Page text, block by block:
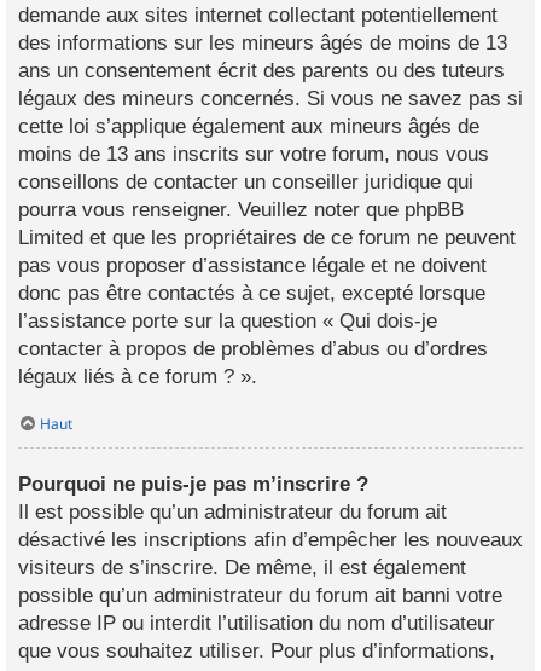
demande aux sites internet collectant potentiellement
des informations sur les mineurs âgés de moins de 13
ans un consentement écrit des parents ou des tuteurs
légaux des mineurs concernés. Si vous ne savez pas si
cette loi s’applique également aux mineurs âgés de
moins de 13 ans inscrits sur votre forum, nous vous
conseillons de contacter un conseiller juridique qui
pourra vous renseigner. Veuillez noter que phpBB
Limited et que les propriétaires de ce forum ne peuvent
pas vous proposer d’assistance légale et ne doivent
donc pas être contactés à ce sujet, excepté lorsque
l’assistance porte sur la question « Qui dois-je
contacter à propos de problèmes d’abus ou d’ordres
légaux liés à ce forum ? ».
Haut
Pourquoi ne puis-je pas m’inscrire ?
Il est possible qu’un administrateur du forum ait
désactivé les inscriptions afin d’empêcher les nouveaux
visiteurs de s’inscrire. De même, il est également
possible qu’un administrateur du forum ait banni votre
adresse IP ou interdit l’utilisation du nom d’utilisateur
que vous souhaitez utiliser. Pour plus d’informations,